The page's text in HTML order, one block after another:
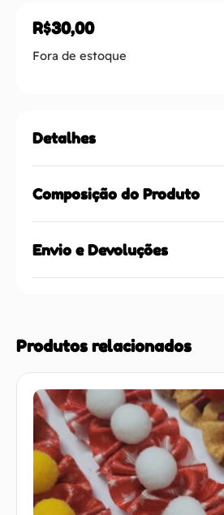
R$30,00
Fora de estoque
Detalhes
Composição do Produto
Envio e Devoluções
Produtos relacionados